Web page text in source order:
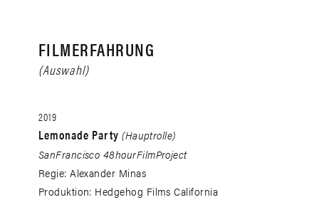
FILMERFAHRUNG
(Auswahl)
2019
Lemonade Party (Hauptrolle)
SanFrancisco 48hourFilmProject
Regie: Alexander Minas
Produktion: Hedgehog Films California